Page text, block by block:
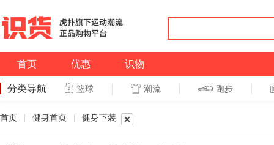
首页 优惠 识物
分类导航 篮球 潮流 跑步
首页 健身首页 健身下装